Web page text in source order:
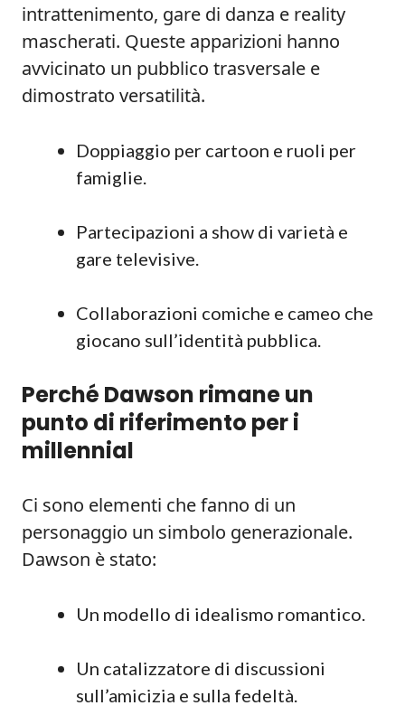
intrattenimento, gare di danza e reality
mascherati. Queste apparizioni hanno
avvicinato un pubblico trasversale e
dimostrato versatilità.
Doppiaggio per cartoon e ruoli per
famiglie.
Partecipazioni a show di varietà e
gare televisive.
Collaborazioni comiche e cameo che
giocano sull’identità pubblica.
Perché Dawson rimane un
punto di riferimento per i
millennial
Ci sono elementi che fanno di un
personaggio un simbolo generazionale.
Dawson è stato:
Un modello di idealismo romantico.
Un catalizzatore di discussioni
sull’amicizia e sulla fedeltà.